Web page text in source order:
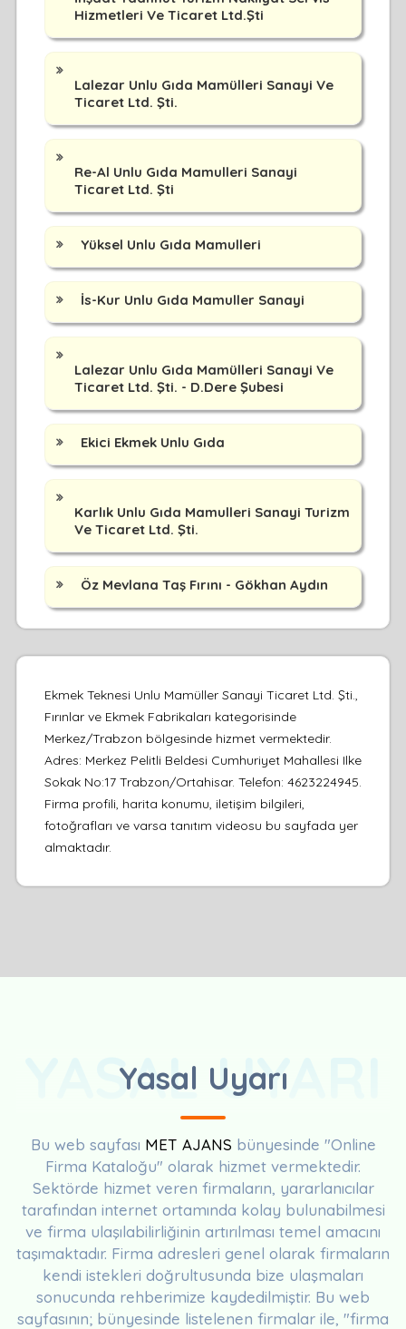
Hizmetleri Ve Ticaret Ltd.Şti
Lalezar Unlu Gıda Mamülleri Sanayi Ve
Ticaret Ltd. Şti.
Re-Al Unlu Gıda Mamulleri Sanayi
Ticaret Ltd. Şti
Yüksel Unlu Gıda Mamulleri
İs-Kur Unlu Gıda Mamuller Sanayi
Lalezar Unlu Gıda Mamülleri Sanayi Ve
Ticaret Ltd. Şti. - D.Dere Şubesi
Ekici Ekmek Unlu Gıda
Karlık Unlu Gıda Mamulleri Sanayi Turizm
Ve Ticaret Ltd. Şti.
Öz Mevlana Taş Fırını - Gökhan Aydın
Ekmek Teknesi Unlu Mamüller Sanayi Ticaret Ltd. Şti.,
Fırınlar ve Ekmek Fabrikaları kategorisinde
Merkez/Trabzon bölgesinde hizmet vermektedir.
Adres: Merkez Pelitli Beldesi Cumhuriyet Mahallesi Ilke
Sokak No:17 Trabzon/Ortahisar. Telefon: 4623224945.
Firma profili, harita konumu, iletişim bilgileri,
fotoğrafları ve varsa tanıtım videosu bu sayfada yer
almaktadır.
Yasal Uyarı
YASAL UYARI
Bu web sayfası MET AJANS bünyesinde "Online
Firma Kataloğu" olarak hizmet vermektedir.
Sektörde hizmet veren firmaların, yararlanıcılar
tarafından internet ortamında kolay bulunabilmesi
ve firma ulaşılabilirliğinin artırılması temel amacını
taşımaktadır. Firma adresleri genel olarak firmaların
kendi istekleri doğrultusunda bize ulaşmaları
sonucunda rehberimize kaydedilmiştir. Bu web
sayfasının; bünyesinde listelenen firmalar ile, "firma